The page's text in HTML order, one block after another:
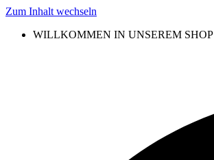
Zum Inhalt wechseln
WILLKOMMEN IN UNSEREM SHOP